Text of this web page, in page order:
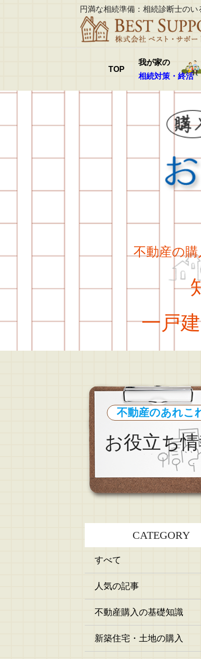
円満な相続準備：相続診断士のい
TOP
我が家の
相続対策・終活
不動産の
知
一戸建
不動産のあれこ
お役立ち
CATEGORY
すべて
人気の記事
不動産購入の基礎知識
新築住宅・土地の購入